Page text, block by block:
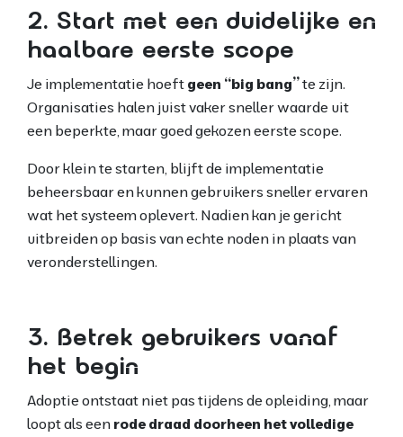
2. Start met een duidelijke en
haalbare eerste scope
Je implementatie hoeft geen “big bang”te zijn.
Organisaties halen juist vaker sneller waarde uit
een beperkte, maar goed gekozen eerste scope.
Door klein te starten, blijft de implementatie
beheersbaar en kunnen gebruikers sneller ervaren
wat het systeem oplevert. Nadien kan je gericht
uitbreiden op basis van echte noden in plaats van
veronderstellingen.
3. Betrek gebruikers vanaf
het begin
Adoptie ontstaat niet pas tijdens de opleiding, maar
loopt als een rode draad doorheen het volledige